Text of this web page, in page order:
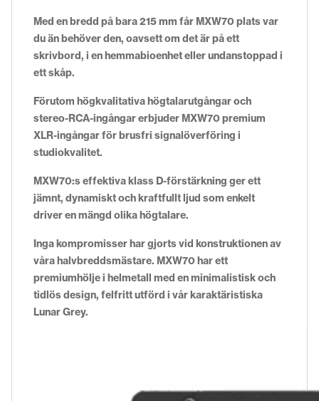
Med en bredd på bara 215 mm får MXW70 plats var
du än behöver den, oavsett om det är på ett
skrivbord, i en hemmabioenhet eller undanstoppad i
ett skåp.
Förutom högkvalitativa högtalarutgångar och
stereo-RCA-ingångar erbjuder MXW70 premium
XLR-ingångar för brusfri signalöverföring i
studiokvalitet.
MXW70:s effektiva klass D-förstärkning ger ett
jämnt, dynamiskt och kraftfullt ljud som enkelt
driver en mängd olika högtalare.
Inga kompromisser har gjorts vid konstruktionen av
våra halvbreddsmästare. MXW70 har ett
premiumhölje i helmetall med en minimalistisk och
tidlös design, felfritt utförd i vår karaktäristiska
Lunar Grey.